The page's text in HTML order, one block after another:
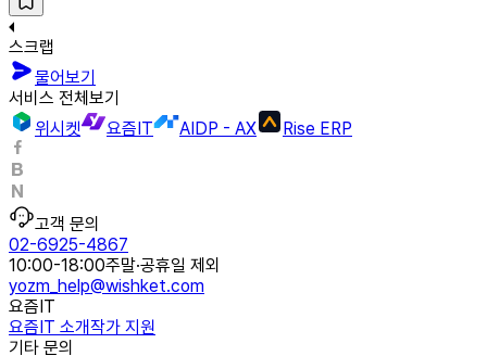
스크랩
물어보기
서비스 전체보기
위시켓
요즘IT AIDP - AX Rise ERP
고객 문의
02-6925-4867
10:00-18:00주말·공휴일 제외
yozm_help@wishket.com
요즘IT
요즘IT 소개작가 지원
기타 문의